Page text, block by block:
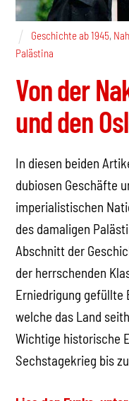
Geschichte ab 1945,
Palästina
Von der
und den
In diesen beiden
dubiosen Geschäfte
imperialistischen
des damaligen
Abschnitt der
der herrschenden
Erniedrigung gefüllte
welche das Land
Wichtige historische
Sechstagekrieg bis